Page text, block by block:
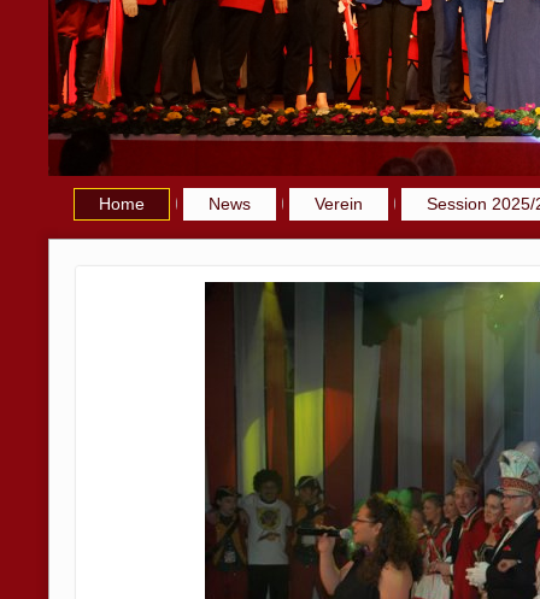
Home News Verein Session 2025/